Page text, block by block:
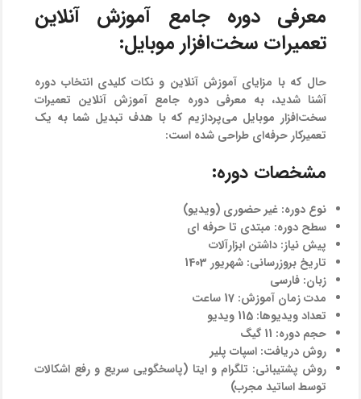
معرفی دوره جامع آموزش آنلاین
تعمیرات سخت‌افزار موبایل:
حال که با مزایای آموزش آنلاین و نکات کلیدی انتخاب دوره
آشنا شدید، به معرفی دوره جامع آموزش آنلاین تعمیرات
سخت‌افزار موبایل می‌پردازیم که با هدف تبدیل شما به یک
تعمیرکار حرفه‌ای طراحی شده است:
مشخصات دوره:
نوع دوره: غیر حضوری (ویدیو)
سطح دوره: مبتدی تا حرفه ای
پیش نیاز: داشتن ابزارآلات
تاریخ بروزرسانی: شهریور 1403
زبان: فارسی
مدت زمان آموزش: 17 ساعت
تعداد ویدیوها: 115 ویدیو
حجم دوره:
روش دریافت: اسپات پلیر
روش پشتیبانی: تلگرام و ایتا (پاسخگویی سریع و رفع اشکالات
توسط اساتید مجرب)